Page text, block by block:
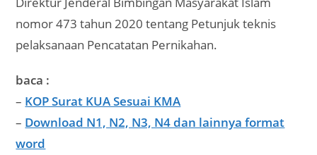
nomor 473 tahun 2020 tentang Petunjuk teknis
pelaksanaan Pencatatan Pernikahan.
baca :
– KOP Surat KUA Sesuai KMA
– Download N1, N2, N3, N4 dan lainnya format
word